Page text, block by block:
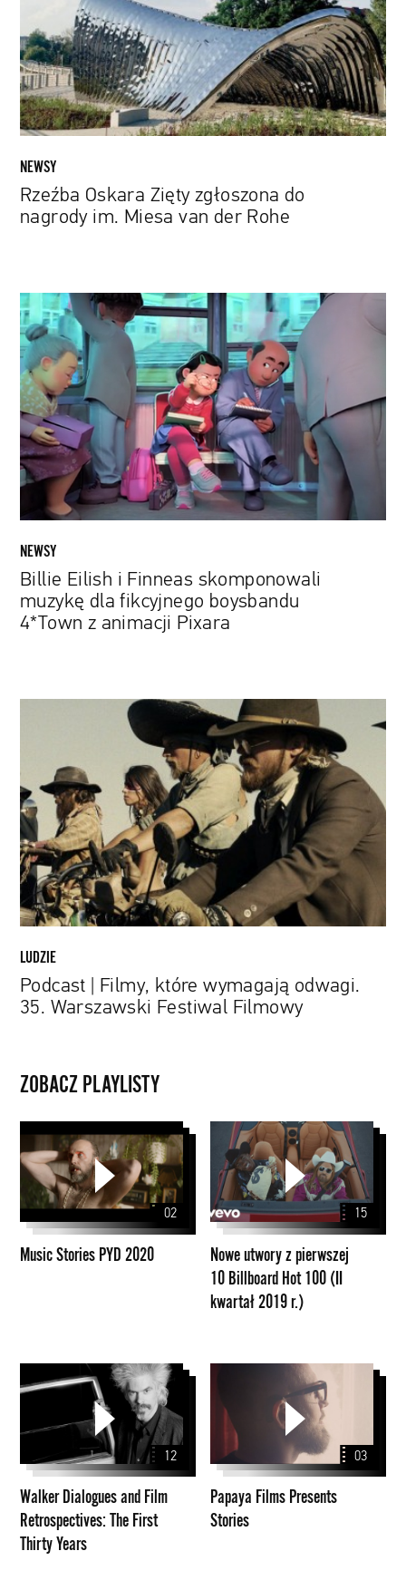
nagrody
im.
Miesa
van
der
Rohe
NEWSY
Rzeźba Oskara Zięty zgłoszona do
nagrody im. Miesa van der Rohe
Billie
Eilish
i
Finneas
skomponowali
muzykę
dla
fikcyjnego
boysbandu
z
animacji
NEWSY
Billie Eilish i Finneas skomponowali
muzykę dla fikcyjnego boysbandu
4*Town z animacji Pixara
które
wymagają
odwagi.
35.
Warszawski
Festiwal
Filmowy
LUDZIE
Podcast | Filmy, które wymagają odwagi.
35. Warszawski Festiwal Filmowy
ZOBACZ PLAYLISTY
Stories
PYD
2020
02
Music Stories PYD 2020
Nowe
utwory
pierwszej
10
Billboard
Hot
100
(II
15
Nowe utwory z pierwszej
10 Billboard Hot 100 (II
kwartał 2019 r.)
Dialogues
Film
Retrospectives:
First
Thirty
Years
12
Walker Dialogues and Film
Retrospectives: The First
Thirty Years
Presents
Stories
03
Papaya Films Presents
Stories